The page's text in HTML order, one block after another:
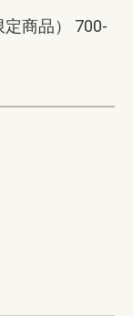
商品） 700-